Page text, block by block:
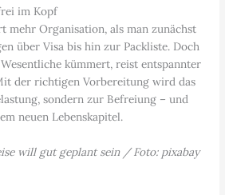
im Kopf
mehr Organisation, als man zunächst
über Visa bis hin zur Packliste. Doch
kümmert, reist entspannter
der richtigen Vorbereitung wird das
sondern zur Befreiung – und
neuen Lebenskapitel.
will gut geplant sein / Foto: pixabay